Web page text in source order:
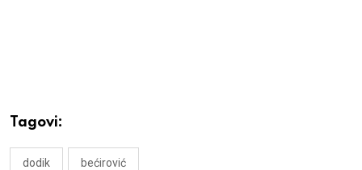
Tagovi:
dodik bećirović